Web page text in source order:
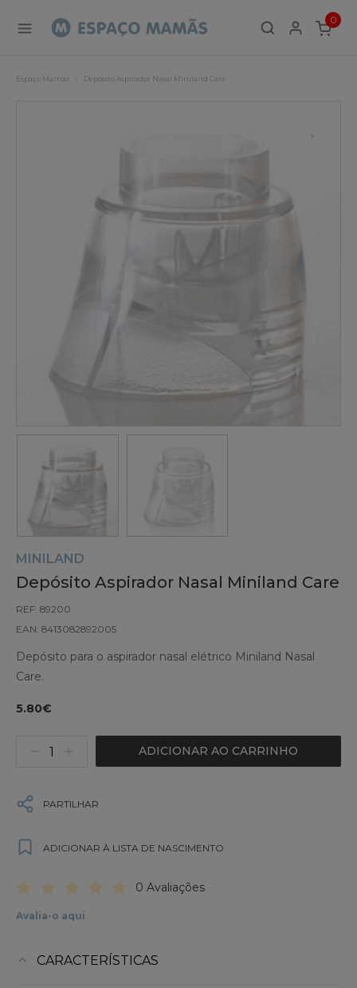
0
ITEMS
Espaço Mamãs Depósito Aspirador Nasal Miniland Care
MINILAND
Depósito Aspirador Nasal Miniland Care
REF: 89200
EAN: 8413082892005
Depósito para o aspirador nasal elétrico Miniland Nasal
Care.
5.80€
ADICIONAR AO CARRINHO
PARTILHAR
ADICIONAR À LISTA DE NASCIMENTO
0 Avaliações
Avalia-o aqui
CARACTERÍSTICAS